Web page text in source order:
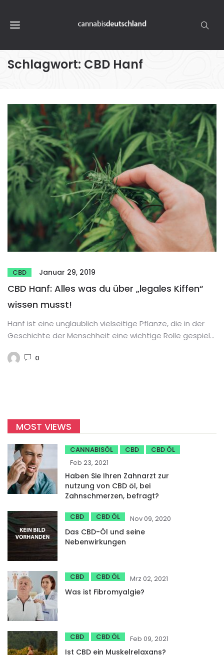
Schlagwort: CBD Hanf
CBD Januar 29, 2019
CBD Hanf: Alles was du über „legales Kiffen“
wissen musst!
Hanf ist eine unglaublich vielseitige Pflanze, die in der
Geschichte der Menschheit eine wichtige Rolle gespielt
0
MOST VIEWS
CANNABISÖL CBD
CBD ÖL
Feb 23, 2021
Haben Sie Ihren Zahnarzt zur
nutzung von CBD öl, bei
Zahnschmerzen, befragt?
CBD CBD ÖL Nov 09, 2020
Das CBD-Öl und seine
Nebenwirkungen
CBD CBD ÖL Mrz 02, 2021
Was ist Fibromyalgie?
CBD CBD ÖL Feb 09, 2021
Ist CBD ein Muskelrelaxans?